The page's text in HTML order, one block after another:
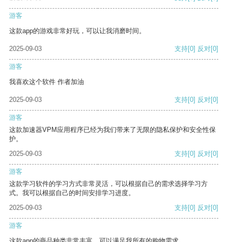
游客
这款app的游戏非常好玩，可以让我消磨时间。
2025-09-03 支持[0] 反对[0]
游客
我喜欢这个软件 作者加油
2025-09-03 支持[0] 反对[0]
游客
这款加速器VPM应用程序已经为我们带来了无限的隐私保护和安全性保
护。
2025-09-03
支持[0] 反对[0]
游客
这款学习软件的学习方式非常灵活，可以根据自己的需求选择学习方
式。我可以根据自己的时间安排学习进度。
2025-09-03
支持[0] 反对[0]
游客